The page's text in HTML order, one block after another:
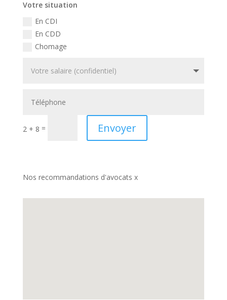
Votre situation
En CDI
En CDD
Chomage
2 + 8 = Envoyer
Nos recommandations d'avocats x